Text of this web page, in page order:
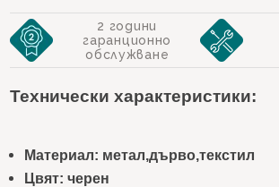
2 години
гаранционно
обслужване
Технически характеристики:
Материал: метал,дърво,текстил
Цвят: черен